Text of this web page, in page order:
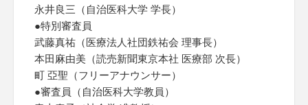
永井良三（自治医科大学 学長）
●特別審査員
武藤真祐（医療法人社団鉄祐会 理事長）
本田麻由美（読売新聞東京本社 医療部 次長）
町 亞聖（フリーアナウンサー）
●審査員（自治医科大学教員）